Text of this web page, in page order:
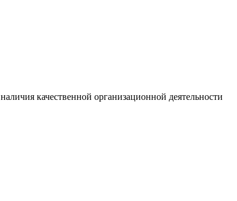
качественной организационной деятельности